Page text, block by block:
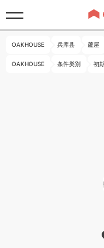
OAKHOUSE 兵库县 蘆屋
OAKHOUSE 条件类别 初